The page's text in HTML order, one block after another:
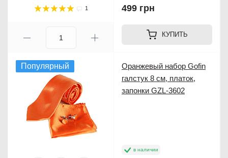
1 499 грн
КУПИТЬ
Популярный
Оранжевый набор Gofin
галстук 8 см, платок,
запонки GZL-3602
в наличии